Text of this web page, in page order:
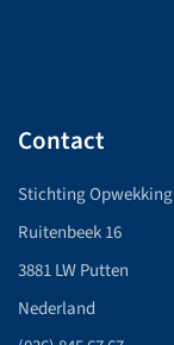
Contact
Stichting Opwekking
Ruitenbeek 16
3881 LW Putten
Nederland